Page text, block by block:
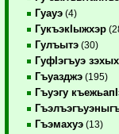
Гуауэ (4)
ГукъэкIыжхэр
Гулъытэ (30)
ГуфIэгъуэ
Гъуазджэ (195)
Гъуэгу
Гъэмахуэ (13)